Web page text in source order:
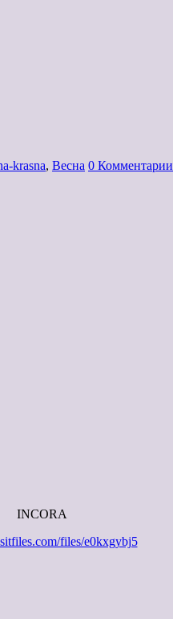
krasna, Весна 0 Комментарии
INCORA
files/e0kxgybj5